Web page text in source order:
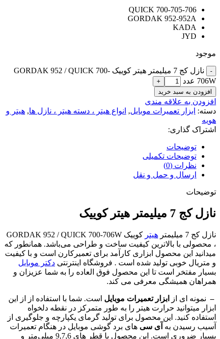
QUICK 700-705-706
GORDAK 952-952A
KADA
JYD
موجود
نازل کج 7 میلیمتر هیتر کوییک GORDAK 952 / QUICK 700-
706W عدد
افزودن به سبد خرید
افزودن به علاقه مندی
دسته: ابزار تعمیرات موبایل, انواع هیتر ، دسته هیتر ، نازل ها, هیتر و
هویه
اشتراک گذاری:
توضیحات
توضیحات تکمیلی
نظرات (0)
ارسال و حمل و نقل
توضیحات
نازل کج 7 میلیمتر هیتر کوییک
نازل کج 7 میلیمتر هیتر
کوییک GORDAK 952 / QUICK 700-706W
، محصولی با بالاترین کیفیت ساخت و طراحی می‌باشد. همانطور که
میدانید این محصول ابزاری کارآمد برای تعمیرکارن است و با کیفیت
و متریال خوبی تولید شده است . فروشگاه اینترنتی دکتر موبایل
بسیار مفتخر است تا این محصول فوق العاده را به شما عزیزان و
همراهان همیشگی معرفی می کند.
– نمونه ای از ابزار تعمیرات موبایل است. شما با استفاده از از این
ابزار میتوانید حرارت هیتر را به طور متمرکز در نقطه دلخواه
استفاده کنید. این محصول برای تولید گرمای یکپارچه و جلوگیری از
آسیب رسیدن به آی سی های برد گوشی موبایل در هنگام تعمیرات
بسیار ضروری است. این محصول با قطر های 9,7,6 میلی‌متر و